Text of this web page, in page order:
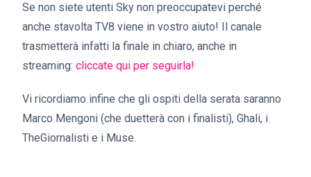
Se non siete utenti Sky non preoccupatevi perché
anche stavolta TV8 viene in vostro aiuto! Il canale
trasmetterà infatti la finale in chiaro, anche in
streaming: cliccate qui per seguirla!
Vi ricordiamo infine che gli ospiti della serata saranno
Marco Mengoni (che duetterà con i finalisti), Ghali, i
TheGiornalisti e i Muse.